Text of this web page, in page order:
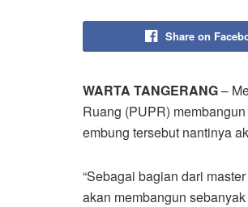
Share on
WARTA TANGERANG–
Ruang (PUPR)
embung tersebut nantinya
“Sebagai bagian dari
akan membangun